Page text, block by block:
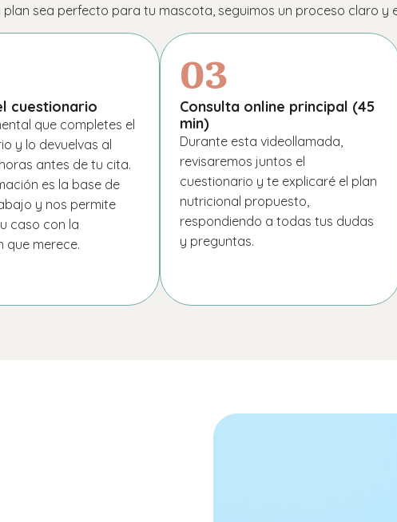
sea perfecto para tu mascota, seguimos un proceso claro y
cuestionario
que completes el
y lo devuelvas al
antes de tu cita.
es la base de
y nos permite
caso con la
que merece.
03
Consulta online principal (45
min)
Durante esta videollamada,
revisaremos juntos el
cuestionario y te explicaré el plan
nutricional propuesto,
respondiendo a todas tus dudas
y preguntas.